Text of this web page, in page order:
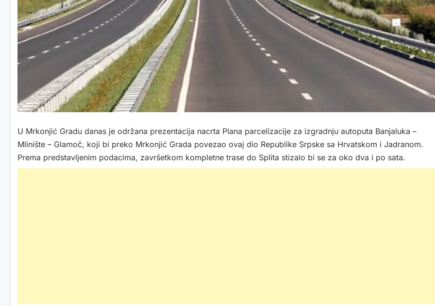
U Mrkonjić Gradu danas je održana prezentacija nacrta Plana parcelizacije za izgradnju autoputa Banjaluka –
Mlinište – Glamoč, koji bi preko Mrkonjić Grada povezao ovaj dio Republike Srpske sa Hrvatskom i Jadranom.
Prema predstavljenim podacima, završetkom kompletne trase do Splita stizalo bi se za oko dva i po sata.